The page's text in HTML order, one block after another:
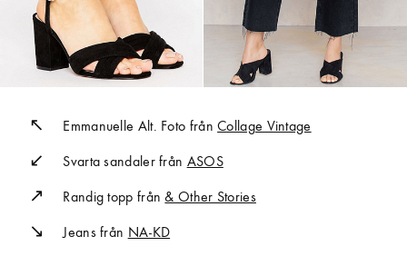
Emmanuelle Alt. Foto frånCollage Vintage
Randig topp från & Other Stories
Svarta sandaler från ASOS
Jeans från NA-KD